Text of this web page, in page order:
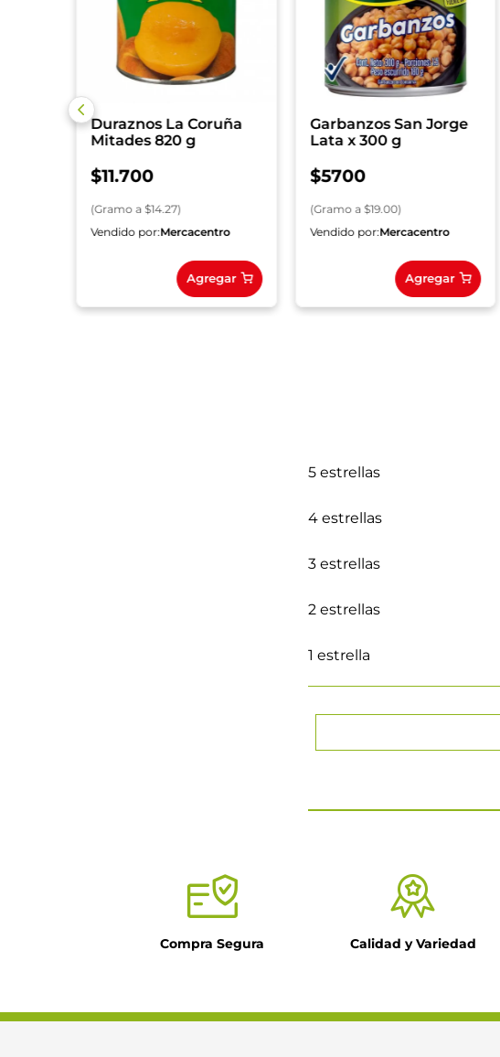
Duraznos La Coruña
Mitades 820 g
$11.700
(Gramo a $14.27)
Vendido por:Mercacentro
Agregar
Garbanzos San Jorge
Lata x 300 g
$5700
(Gramoa $19.00)
Vendido por:Mercacentro
Agregar
5 estrellas
4 estrellas
3 estrellas
2 estrellas
1 estrella
Dirección de email
Escribe un comentario
Compra Segura Calidad y Variedad